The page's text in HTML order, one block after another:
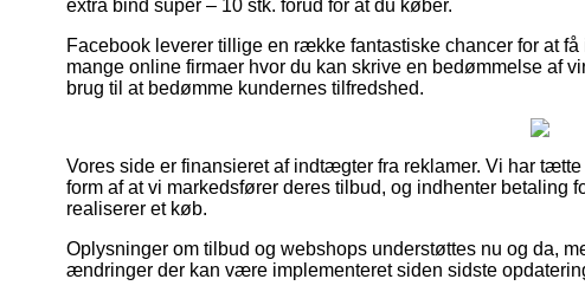
extra bind super – 10 stk. forud for at du køber.
Facebook leverer tillige en række fantastiske chancer for at
mange online firmaer hvor du kan skrive en bedømmelse af
brug til at bedømme kundernes tilfredshed.
Vores side er finansieret af indtægter fra reklamer. Vi har
form af at vi markedsfører deres tilbud, og indhenter betaling
realiserer et køb.
Oplysninger om tilbud og webshops understøttes nu og da,
ændringer der kan være implementeret siden sidste